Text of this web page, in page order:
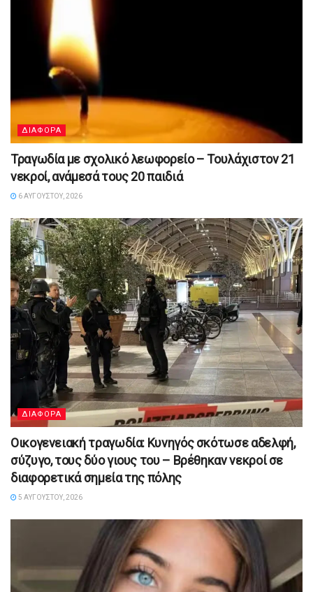
ΔΙΑΦΟΡΑ
Τραγωδία με σχολικό λεωφορείο – Τουλάχιστον 21
νεκροί, ανάμεσά τους 20 παιδιά
6 ΑΥΓΟΎΣΤΟΥ, 2026
ΔΙΑΦΟΡΑ
Οικογενειακή τραγωδία: Κυνηγός σκότωσε αδελφή,
σύζυγο, τους δύο γιους του – Βρέθηκαν νεκροί σε
διαφορετικά σημεία της πόλης
5 ΑΥΓΟΎΣΤΟΥ, 2026